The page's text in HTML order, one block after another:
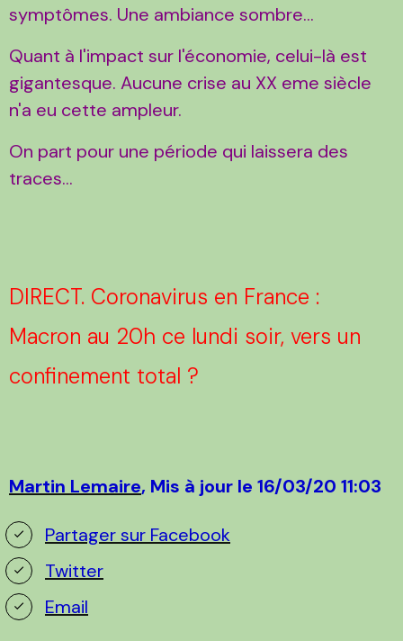
symptômes. Une ambiance sombre...
Quant à l'impact sur l'économie, celui-là est
gigantesque. Aucune crise au XX eme siècle
n'a eu cette ampleur.
On part pour une période qui laissera des
traces...
DIRECT. Coronavirus en France :
Macron au 20h ce lundi soir, vers un
confinement total ?
Martin Lemaire, Mis à jour le 16/03/20 11:03
Partager sur Facebook
Twitter
Email